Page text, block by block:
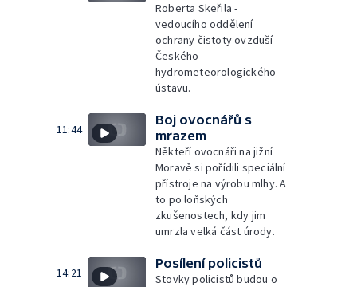
Roberta Skeřila -
vedoucího oddělení
ochrany čistoty ovzduší -
Českého
hydrometeorologického
ústavu.
11:44
Boj ovocnářů s
mrazem
Někteří ovocnáři na jižní
Moravě si pořídili speciální
přístroje na výrobu mlhy. A
to po loňských
zkušenostech, kdy jim
umrzla velká část úrody.
14:21
Posílení policistů
Stovky policistů budou o